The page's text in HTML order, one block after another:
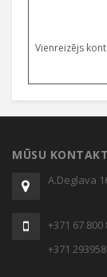
Vienreizējs
MŪSU
A.Deglava
+371 67 800
+371